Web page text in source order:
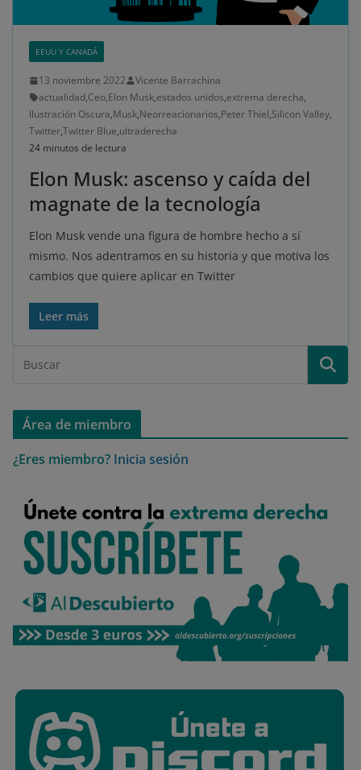
EEUU Y CANADÁ
13 noviembre 2022
Vicente Barrachina
actualidad,Ceo,Elon Musk,estados unidos,extrema derecha,
Ilustración Oscura,Musk,Neorreacionarios,Peter Thiel,Silicon Valley,
Twitter,Twitter Blue,ultraderecha
24 minutos de lectura
Elon Musk: ascenso y caída del
magnate de la tecnología
Elon Musk vende una figura de hombre hecho a sí
mismo. Nos adentramos en su historia y que motiva los
cambios que quiere aplicar en Twitter
Leer más
Área de miembro
¿Eres miembro? Inicia sesión